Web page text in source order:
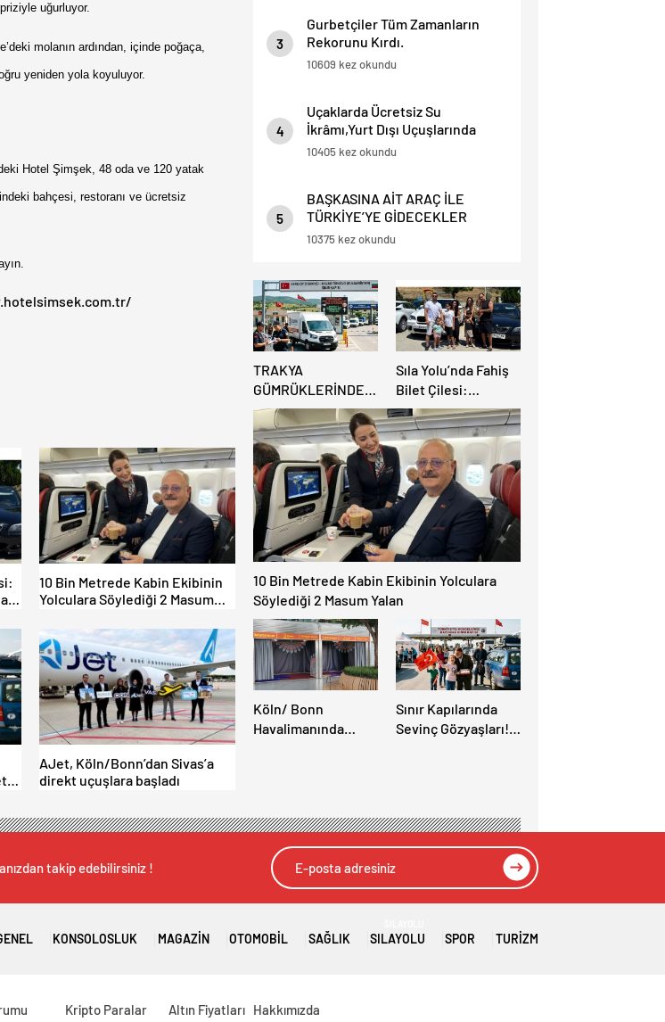
uğurluyor.
molanın ardından, içinde poğaça,
yeniden yola koyuluyor.
Hotel Şimşek, 48 oda ve 120 yatak
bahçesi, restoranı ve ücretsiz
10 Bin Metrede Kabin Ekibinin
Yolculara Söylediği 2 Masum
AJet, Köln/Bonn’dan Sivas’a
direkt uçuşlara başladı
3
Gurbetçiler Tüm Zamanların
Rekorunu Kırdı.
10609 kez okundu
4
Uçaklarda Ücretsiz Su
İkrâmı,Yurt Dışı Uçuşlarında
Sınırlı Yolculara Yapılacak.
10405 kez okundu
5
BAŞKASINA AİT ARAÇ İLE
TÜRKİYE’YE GİDECEKLER
DİKKAT ! BU HABERİ OKUMADAN
10375 kez okundu
TRAKYA
GÜMRÜKLERİNDE
BÜYÜK
RAHATLAMA:
DEREKÖY HAFİF
TİCARİ ARAÇLARA
AÇILIYOR!
Sıla Yolu’nda Fahiş
Bilet Çilesi:
Avrupalı Türkler
Karayollarına Akın
Etti, Gümrükler
Kilitlendi!
10 Bin Metrede Kabin Ekibinin Yolculara
Söylediği 2 Masum Yalan
Köln/ Bonn
Havalimanında
Sınır Kapılarında
Sevinç Gözyaşları!
takip edebilirsiniz !
KONSOLOSLUK MAGAZIN OTOMOBIL SAĞLIK SILAYOLU SPOR TURIZM
Kripto Paralar Altın Fiyatları Hakkımızda